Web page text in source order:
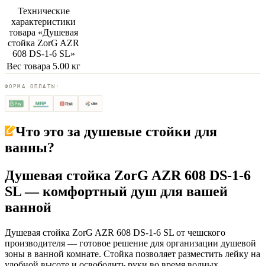
Технические
характеристики
товара «Душевая
стойка ZorG AZR
608 DS-1-6 SL»
Вес товара 5.00 кг
ФОРМА ОПЛАТЫ:
Что это за душевые стойки для
ванны?
Душевая стойка ZorG AZR 608 DS-1-6
SL — комфортный душ для вашей
ванной
Душевая стойка ZorG AZR 608 DS-1-6 SL от чешского
производителя — готовое решение для организации душевой
зоны в ванной комнате. Стойка позволяет разместить лейку на